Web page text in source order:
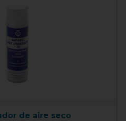
de aire seco